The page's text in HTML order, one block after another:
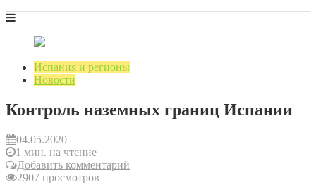
Испания и регионы
Новости
Контроль наземных границ Испании
04.05.2020
1 мин. на чтение
Добавить комментарий
2907 просмотров